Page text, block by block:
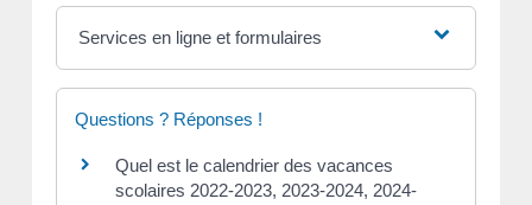
Services en ligne et formulaires
Questions ? Réponses !
Quel est le calendrier des vacances
scolaires 2022-2023, 2023-2024, 2024-